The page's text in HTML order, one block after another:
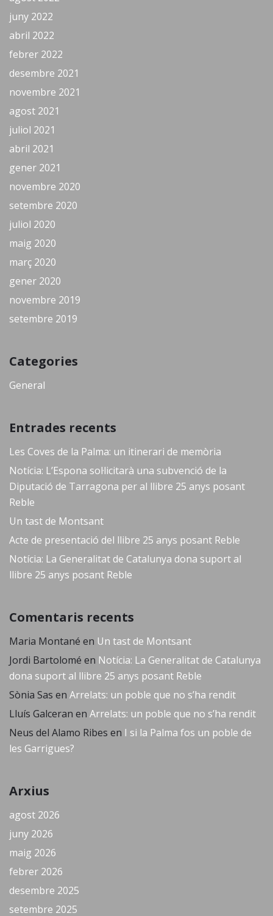
juny 2022
abril 2022
febrer 2022
desembre 2021
novembre 2021
agost 2021
juliol 2021
abril 2021
gener 2021
novembre 2020
setembre 2020
juliol 2020
maig 2020
març 2020
gener 2020
novembre 2019
setembre 2019
Categories
General
Entrades recents
Les Coves de la Palma: un itinerari de memòria
Notícia: L’Espona sol·licitarà una subvenció de la
Diputació de Tarragona per al llibre 25 anys posant
Reble
Un tast de Montsant
Acte de presentació del llibre 25 anys posant Reble
Notícia: La Generalitat de Catalunya dona suport al
llibre 25 anys posant Reble
Comentaris recents
Maria Montané en Un tast de Montsant
Jordi Bartolomé en Notícia: La Generalitat de Catalunya
dona suport al llibre 25 anys posant Reble
Sònia Sas en Arrelats: un poble que no s’ha rendit
Lluís Galceran en Arrelats: un poble que no s’ha rendit
Neus del Alamo Ribes en I si la Palma fos un poble de
les Garrigues?
Arxius
agost 2026
juny 2026
maig 2026
febrer 2026
desembre 2025
setembre 2025